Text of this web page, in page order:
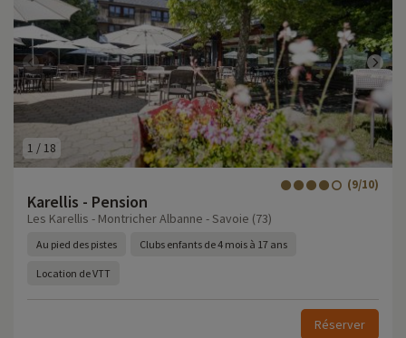
1 /18
Karellis - Pension
(9/10)
Les Karellis - Montricher Albanne - Savoie (73)
Au pied des pistes Clubs enfants de 4 mois à 17 ans
Location de VTT
Réserver